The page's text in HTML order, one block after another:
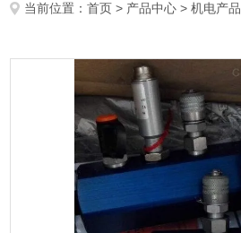
当前位置：首页 > 产品中心 >机电产品